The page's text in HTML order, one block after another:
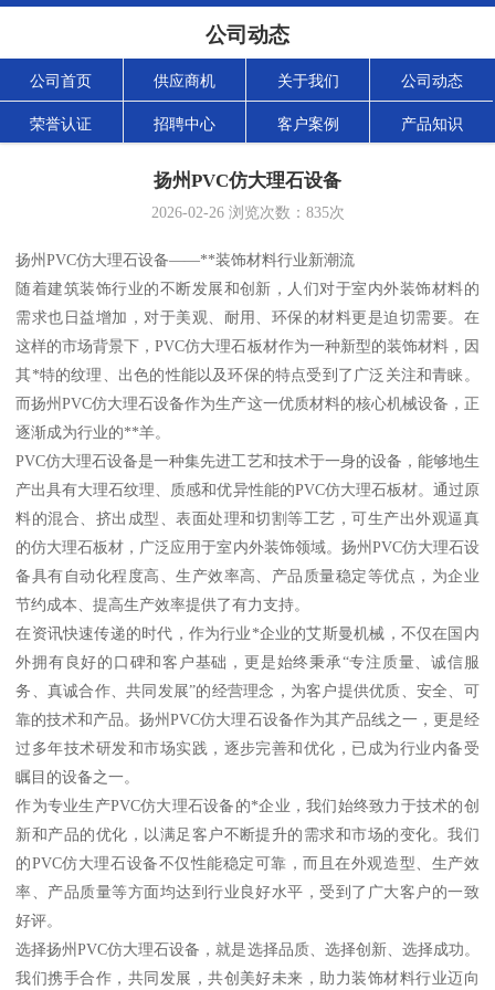
公司动态
公司首页 供应商机 关于我们 公司动态
荣誉认证 招聘中心 客户案例 产品知识
扬州PVC仿大理石设备
2026-02-26浏览次数： 835次
扬州PVC仿大理石设备——**装饰材料行业新潮流
随着建筑装饰行业的不断发展和创新，人们对于室内外装饰材料的
需求也日益增加，对于美观、耐用、环保的材料更是迫切需要。在
这样的市场背景下，PVC仿大理石板材作为一种新型的装饰材料，因
其*特的纹理、出色的性能以及环保的特点受到了广泛关注和青睐。
而扬州PVC仿大理石设备作为生产这一优质材料的核心机械设备，正
逐渐成为行业的**羊。
PVC仿大理石设备是一种集先进工艺和技术于一身的设备，能够地生
产出具有大理石纹理、质感和优异性能的PVC仿大理石板材。通过原
料的混合、挤出成型、表面处理和切割等工艺，可生产出外观逼真
的仿大理石板材，广泛应用于室内外装饰领域。扬州PVC仿大理石设
备具有自动化程度高、生产效率高、产品质量稳定等优点，为企业
节约成本、提高生产效率提供了有力支持。
在资讯快速传递的时代，作为行业*企业的艾斯曼机械，不仅在国内
外拥有良好的口碑和客户基础，更是始终秉承“专注质量、诚信服
务、真诚合作、共同发展”的经营理念，为客户提供优质、安全、可
靠的技术和产品。扬州PVC仿大理石设备作为其产品线之一，更是经
过多年技术研发和市场实践，逐步完善和优化，已成为行业内备受
瞩目的设备之一。
作为专业生产PVC仿大理石设备的*企业，我们始终致力于技术的创
新和产品的优化，以满足客户不断提升的需求和市场的变化。我们
的PVC仿大理石设备不仅性能稳定可靠，而且在外观造型、生产效
率、产品质量等方面均达到行业良好水平，受到了广大客户的一致
好评。
选择扬州PVC仿大理石设备，就是选择品质、选择创新、选择成功。
我们携手合作，共同发展，共创美好未来，助力装饰材料行业迈向